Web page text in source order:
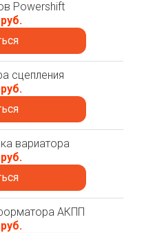
Powershift
сцепления
вариатора
АКПП